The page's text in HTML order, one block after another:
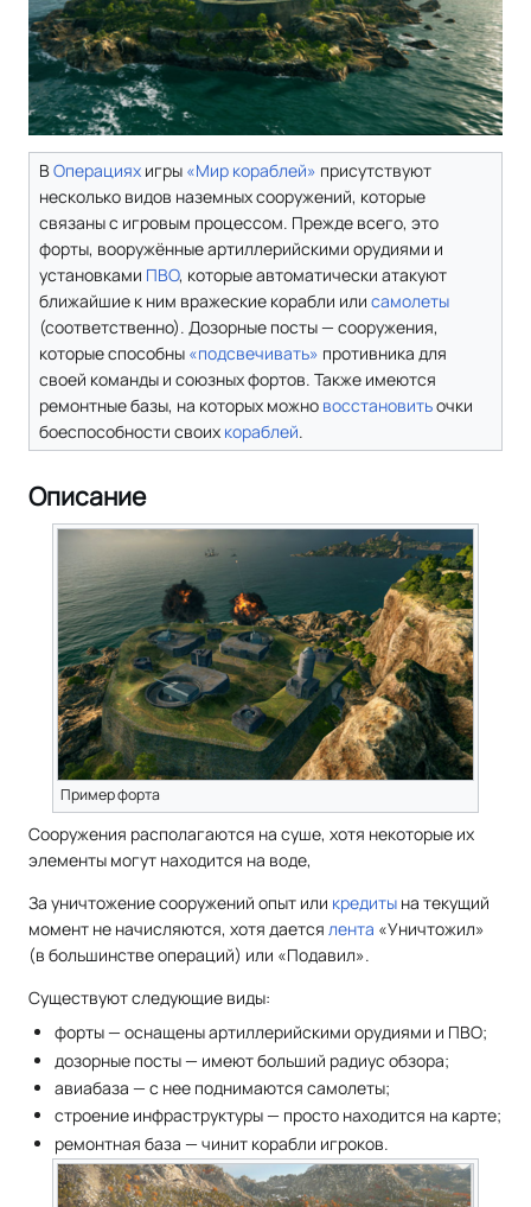
ВОперациях игры «Мир кораблей» присутствуют
несколько видов наземных сооружений, которые
связаны с игровым процессом. Прежде всего, это
форты, вооружённые артиллерийскими орудиями и
установками ПВО, которые автоматически атакуют
ближайшие к ним вражеские корабли или самолеты
(соответственно). Дозорные посты — сооружения,
которые способны «подсвечивать» противника для
своей команды и союзных фортов. Также имеются
ремонтные базы, на которых можно восстановитьочки
боеспособности своих кораблей.
Описание
Пример форта
Сооружения располагаются на суше, хотя некоторые их
элементы могут находится на воде,
За уничтожение сооружений опыт или кредиты на текущий
момент не начисляются, хотя дается лента «Уничтожил»
(в большинстве операций) или «Подавил».
Существуют следующие виды:
форты — оснащены артиллерийскими орудиями и ПВО;
дозорные посты — имеют больший радиус обзора;
авиабаза — с нее поднимаются самолеты;
строение инфраструктуры — просто находится на карте;
ремонтная база — чинит корабли игроков.